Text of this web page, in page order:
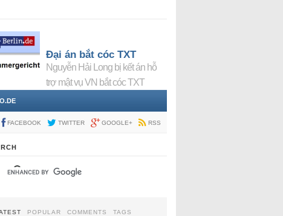
Đại án bắt cóc TXT
Nguyễn Hải Long bị kết án hỗ
trợ mật vụ VN bắt cóc TXT
FACEBOOK TWITTER GOOGLE+ RSS
POPULAR COMMENTS TAGS